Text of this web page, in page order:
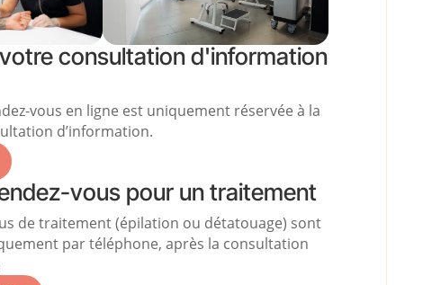
consultation d'information
vous en ligne est uniquement réservée à la
d’information.
vous pour un traitement
de traitement (épilation ou détatouage) sont
par téléphone, après la consultation